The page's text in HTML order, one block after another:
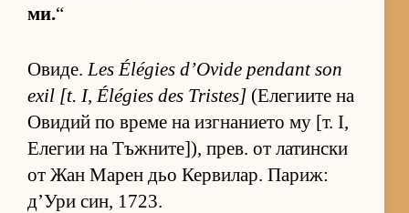
ми.“
Ови­де.Les Élégies d’Ovide pendant son
exil [t. I, Élégies des Tristes] (Е­ле­ги­ите на
Ови­дий по време на из­г­на­ни­ето му [т. I,
Еле­гии на Тъж­ни­те­]), прев. от ла­тин­ски
от Жан Ма­рен дьо Кер­ви­лар. Па­риж:
д’Ури син, 1723.